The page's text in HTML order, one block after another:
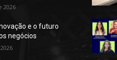
2026
e o futuro
negócios